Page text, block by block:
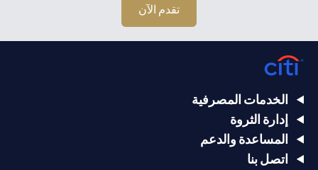
تقدم الآن
الخدمات المصرفية
إدارة الثروة
المساعدة والدعم
اتصل بنا